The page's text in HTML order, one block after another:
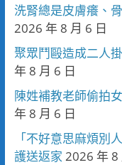
洗腎總是皮膚癢、
2026 年 8 月 6 日
聚眾鬥毆造成二人
年 8 月 6 日
陳姓補教老師偷拍
年 8 月 6 日
「不好意思麻煩別
護送返家 2026 年 8